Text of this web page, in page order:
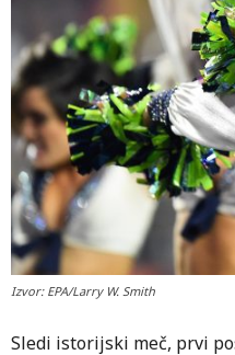
Izvor: EPA/Larry W. Smith
Sledi istorijski meč, prvi